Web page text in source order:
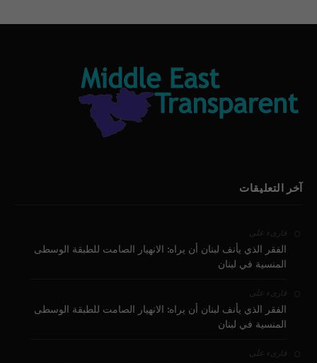
آخر التعليقات
قارىء على
الفقر الذي يأنف لبنان أن يراه: الانهيار الصامت للطبقة الوسطى
المنسية في لبنان
قارىء على
الفقر الذي يأنف لبنان أن يراه: الانهيار الصامت للطبقة الوسطى
المنسية في لبنان
قارىء على